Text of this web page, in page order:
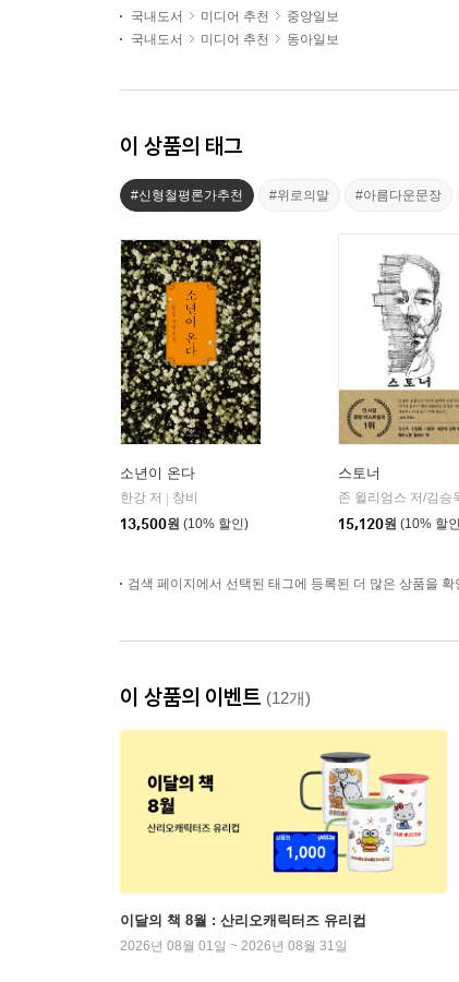
국내도서 미디어 추천
중앙일보
국내도서
미디어 추천 동아일보
이 상품의 태그
#신형철평론가추천 #위로의말 #아름다운문장
소년이 온다
한강 저
창비
13,500원 (10% 할인)
스토너
15,120원 (10% 할
검색 페이지에서 선택된 태그에 등록된 더 많은 상품을 확
이 상품의 이벤트 (12개)
이달의 책 8월 : 산리오캐릭터즈 유리컵
2026년 08월 01일 ~ 2026년 08월 31일